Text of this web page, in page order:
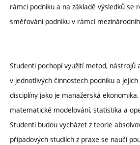
rámci podniku a na základě výsledků se
směřování podniku v rámci
Studenti pochopí využití metod, nástrojů
v jednotlivých činnostech podniku a
disciplíny jako je manažerská
matematické modelování, statistika a
Studenti budou vycházet z teorie
případových studiích z praxe se naučí